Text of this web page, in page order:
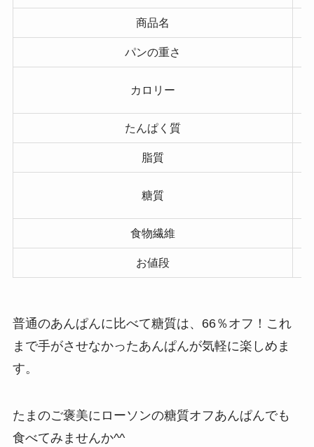
商品名
パンの重さ
カロリー
たんぱく質
脂質
糖質
食物繊維
お値段
普通のあんぱんに比べて糖質は、66％オフ！これ
まで手がさせなかったあんぱんが気軽に楽しめま
す。
たまのご褒美にローソンの糖質オフあんぱんでも
食べてみませんか^^